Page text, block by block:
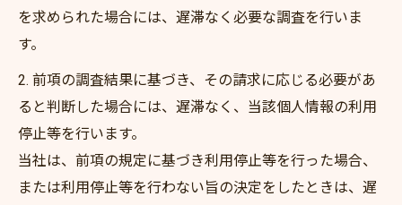
を求められた場合には、遅滞なく必要な調査を行いま
す。
2. 前項の調査結果に基づき、その請求に応じる必要があ
ると判断した場合には、遅滞なく、当該個人情報の利用
停止等を行います。
当社は、前項の規定に基づき利用停止等を行った場合、
または利用停止等を行わない旨の決定をしたときは、遅